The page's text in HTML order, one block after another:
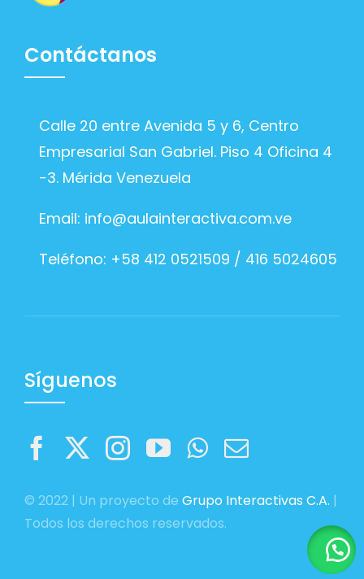
Contáctanos
Calle 20 entre Avenida 5 y 6, Centro
Empresarial San Gabriel. Piso 4 Oficina 4
-3. Mérida Venezuela
Email: info@aulainteractiva.com.ve
Teléfono: +58 412 0521509 / 416 5024605
Síguenos
© 2022 | Un proyecto de Grupo Interactivas C.A. |
Todos los derechos reservados.